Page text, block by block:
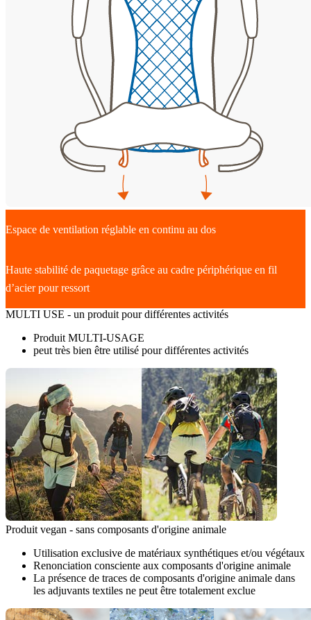
Espace de ventilation réglable en continu au dos
Haute stabilité de paquetage grâce au cadre périphérique en fil
d’acier pour ressort
MULTI USE - un produit pour différentes activités
Produit MULTI-USAGE
peut très bien être utilisé pour différentes activités
Produit vegan - sans composants d'origine animale
Utilisation exclusive de matériaux synthétiques et/ou végétaux
Renonciation consciente aux composants d'origine animale
La présence de traces de composants d'origine animale dans
les adjuvants textiles ne peut être totalement exclue